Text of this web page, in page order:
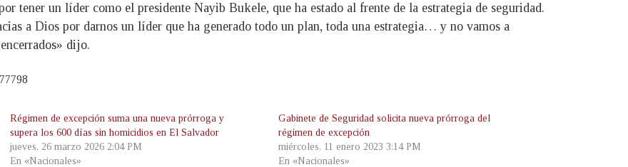
tener un líder como el presidente Nayib Bukele, que ha estado al frente de la estrategia de seguridad.
a Dios por darnos un líder que ha generado todo un plan, toda una estrategia… y no vamos a
dijo.
Régimen de excepción suma una nueva prórroga y
supera los 600 días sin homicidios en El Salvador
jueves, 26 marzo 2026 2:04 PM
En «Nacionales»
Gabinete de Seguridad solicita nueva prórroga del
régimen de excepción
miércoles, 11 enero 2023 3:14 PM
En «Nacionales»